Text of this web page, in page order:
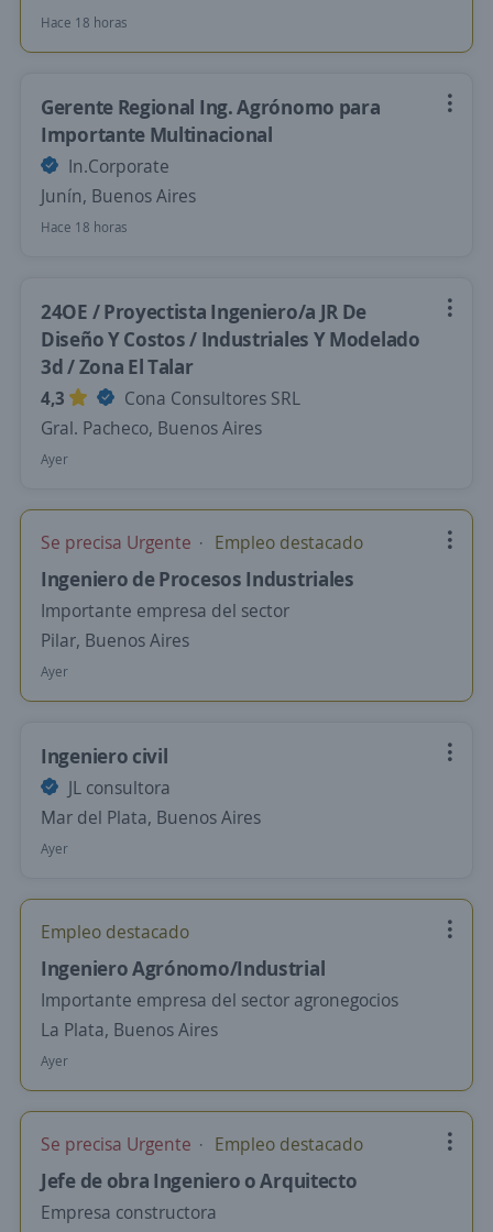
Hace 18 horas
Gerente Regional Ing. Agrónomo para
Importante Multinacional
In.Corporate
Junín, Buenos Aires
Hace 18 horas
24OE / Proyectista Ingeniero/a JR De
Diseño Y Costos / Industriales Y Modelado
3d / Zona El Talar
4,3
Cona Consultores SRL
Gral. Pacheco, Buenos Aires
Ayer
Se precisa Urgente Empleo destacado
Ingeniero de Procesos Industriales
Importante empresa del sector
Pilar, Buenos Aires
Ayer
Ingeniero civil
JL consultora
Mar del Plata, Buenos Aires
Ayer
Empleo destacado
Ingeniero Agrónomo/Industrial
Importante empresa del sector agronegocios
La Plata, Buenos Aires
Ayer
Se precisa Urgente Empleo destacado
Jefe de obra Ingeniero o Arquitecto
Empresa constructora